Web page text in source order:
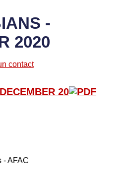
-
2020
ECEMBER 20
-AFAC